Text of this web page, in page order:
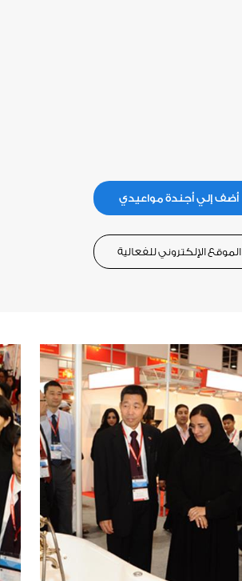
أضف إلي أجندة مواعيدي
الموقع الإلكتروني للفعالية